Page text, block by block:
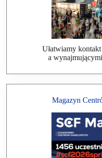
Ułatwiamy
a
Magazyn